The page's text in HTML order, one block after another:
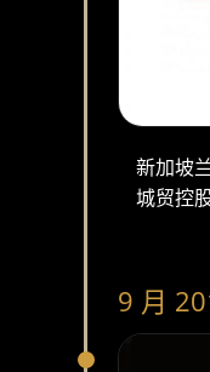
新加坡
城贸控
9 月